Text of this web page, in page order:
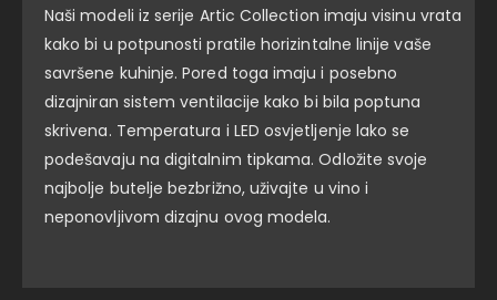
Naši modeli iz serije Artic Collection imaju visinu vrata
kako bi u potpunosti pratile horizintalne linije vaše
savršene kuhinje. Pored toga imaju i posebno
dizajniran sistem ventilacije kako bi bila poptuna
skrivena. Temperatura i LED osvjetljenje lako se
podešavaju na digitalnim tipkama. Odložite svoje
najbolje butelje bezbrižno, uživajte u vino i
neponovljivom dizajnu ovog modela.